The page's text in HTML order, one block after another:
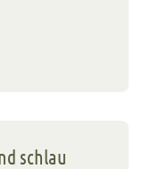
schlau